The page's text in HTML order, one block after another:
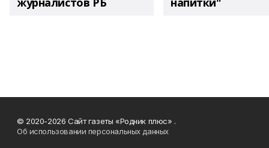
© 2020-2026 Сайт газеты «Родник плюс» .
Об использовании персональных данных